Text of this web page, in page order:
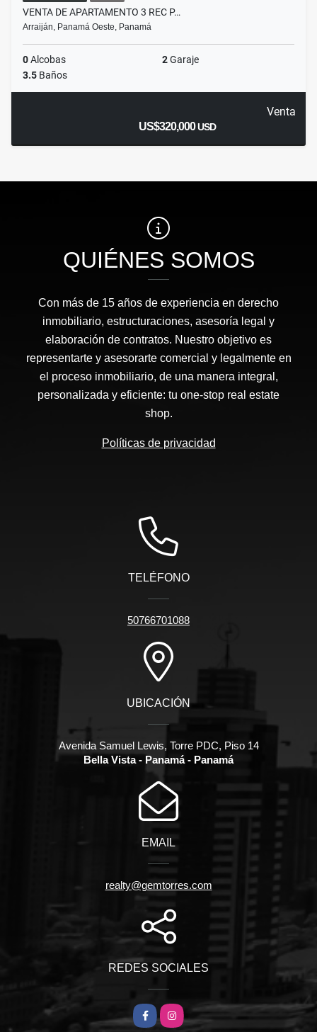
VENTA DE APARTAMENTO 3 REC P…
Arraiján, Panamá Oeste, Panamá
0Alcobas 2Garaje
3.5 Baños
Venta
US$320,000USD
QUIÉNES SOMOS
Con más de 15 años de experiencia en derecho
inmobiliario, estructuraciones, asesoría legal y
elaboración de contratos. Nuestro objetivo es
representarte y asesorarte comercial y legalmente en
el proceso inmobiliario, de una manera integral,
personalizada y eficiente: tu one-stop real estate
shop.
Políticas de privacidad
TELÉFONO
50766701088
UBICACIÓN
Avenida Samuel Lewis, Torre PDC, Piso 14
Bella Vista - Panamá - Panamá
EMAIL
realty@gemtorres.com
REDES SOCIALES
FacebookInstagram